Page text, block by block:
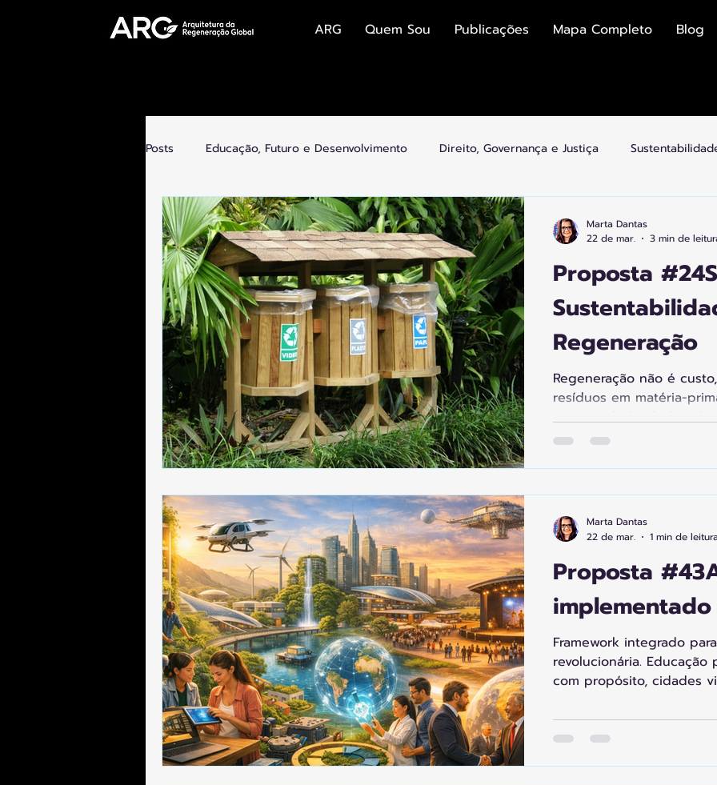
ARG Quem Sou Publicações Mapa Completo Blog
Posts Educação, Futuro e Desenvolvimento Direito, Governança e Justiça
Futuro do Trabalho, Novas Economias Economia Colaborativa e Plataformas
Tecnologia e Humanidade Cidades Inteligentes Arquitetura e Transição
Proposta
Regeneração
Regeneração não é
resíduos em matéria-
oportunidade, dados
Economia circular
no ciclo econômico. IA
resíduos, agricultura
regenerativos, roupas
tecnológico, agricultura
ecossistêm
Marta Dantas
22 de mar.
3 min de
Proposta
implementado
Framework integrado
revolucionária. Educação
com propósito, cidades
recursos. Humanidade
servindo propósito
Marta Dantas
22 de mar.
1 min de